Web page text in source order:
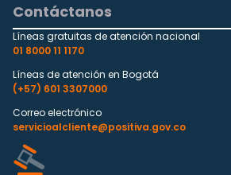
Contáctanos
Líneas gratuitas de atención nacional
01 8000 11 1170
Líneas de atención en Bogotá
(+57) 601 3307000
Correo electrónico
servicioalcliente@positiva.gov.co